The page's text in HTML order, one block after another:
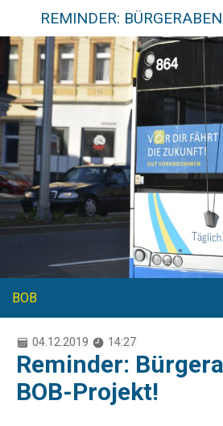
BOB
04.12.2019 14:27
Reminder:
BOB-Projekt!